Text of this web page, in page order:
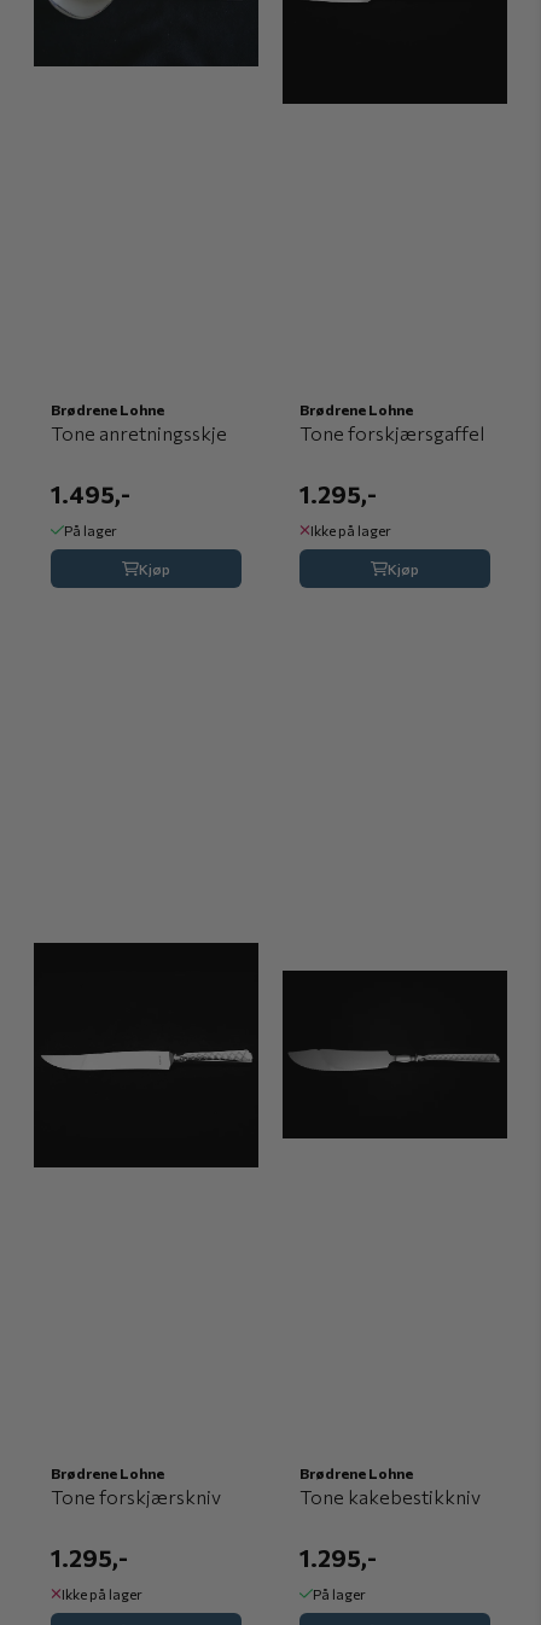
Brødrene Lohne
Tone anretningsskje
1.495,-
På lager
Kjøp
Brødrene Lohne
Tone forskjærsgaffel
1.295,-
Ikke på lager
Kjøp
Brødrene Lohne
Tone forskjærskniv
1.295,-
Ikke på lager
Brødrene Lohne
Tone kakebestikkniv
1.295,-
På lager